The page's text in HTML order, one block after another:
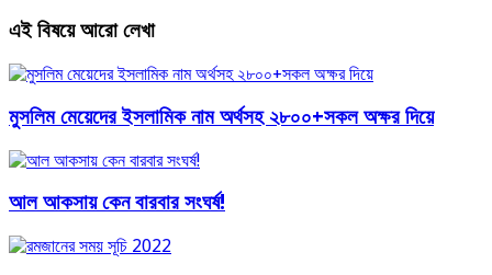
এই বিষয়ে আরো লেখা
মুসলিম মেয়েদের ইসলামিক নাম অর্থসহ ২৮০০+সকল অক্ষর দিয়ে
আল আকসায় কেন বারবার সংঘর্ষ!